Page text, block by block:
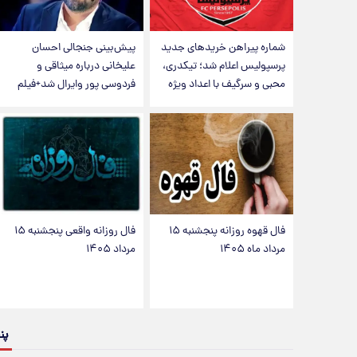
شماره پیراهن خریدهای جدید
پرسپولیس اعلام شد؛ تیکدری،
محبی و سرگیف با اعداد ویژه
پیش‌بینی جنجالی احسان
علیخانی درباره میثاقی و
فردوسی پور وایرال شد+فیلم
فال قهوه روزانه پنجشنبه ۱۵
مرداد ماه ۱۴۰۵
فال روزانه واقعی پنجشنبه ۱۵
مرداد ۱۴۰۵